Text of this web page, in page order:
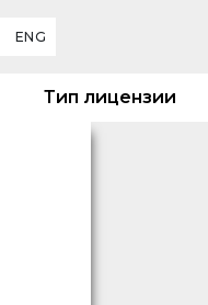
ENG
Тип лицензии